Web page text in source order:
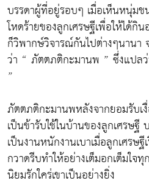
บรรดาผู้ที่อยู่รอบๆ เมื่อเห็นหนุ่ม
โหดร้ายของลูกเศรษฐีเพื่อให้ได้กิ
ก็วิพากษ์วิจารณ์กันไปต่างๆนานา
ว่า “ ภัตตภติกะมานพ ” ซึ่งแปลว่
”
ภัตตภติกะมานพหลังจากยอมรับเ
เป็นข้ารับใช้ในบ้านของลูกเศรษฐี
เป็นงานหนักงานเบาเมื่อลูกเศรษฐี
กวาดรีบทำให้อย่างเต็มอกเต็มใจ
นิยมรักใคร่เขาเป็นอย่างยิ่ง